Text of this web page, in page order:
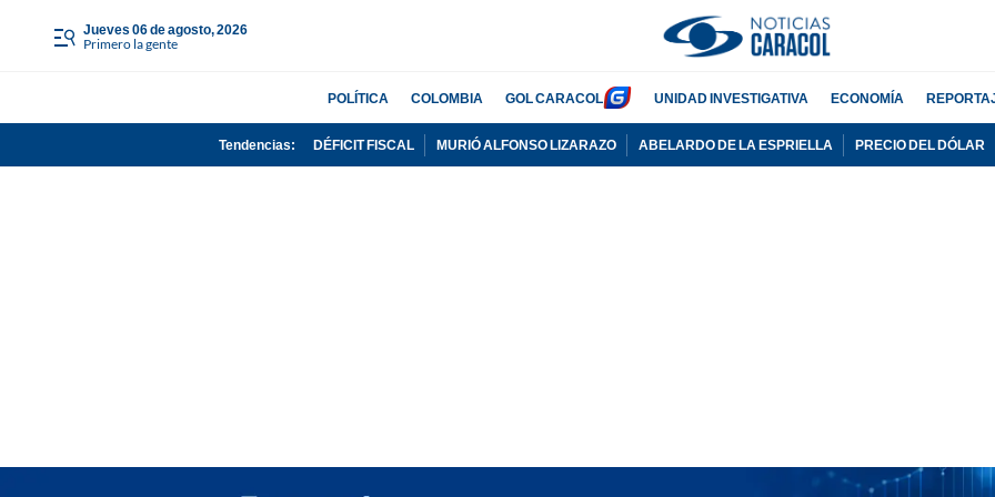
jueves 06 de agosto, 2026
Primero la gente
POLÍTICA COLOMBIA GOL CARACOL UNIDAD INVESTIGATIVA ECONOMÍA
Tendencias: DÉFICIT FISCAL MURIÓ ALFONSO LIZARAZO ABELARDO DE LA ESPRIELLA PRECIO DEL DÓLAR